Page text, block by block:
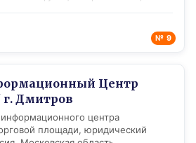
"Казань". Поддержка гостей
на русском и
и т.п. Ежемесячно тиражом 25000
300 000 экз) издается
г. Казани, которая кроме офиса ТИЦ
в 185 отелях города и на
№ 9
Центр
Дмитров
центра
площади, юридический